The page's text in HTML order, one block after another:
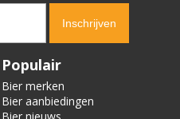
Populair
Bier merken
Bier aanbiedingen